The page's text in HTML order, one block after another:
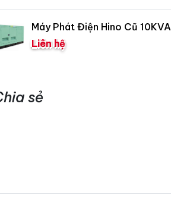
Máy Phát Điện Hino Cũ 10KVA
Liên hệ
sẻ